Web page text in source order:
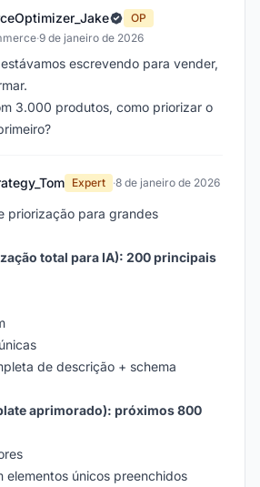
OP
·9 de janeiro de 2026
escrevendo para vender,
3.000 produtos, como priorizar o
Expert ·8 de janeiro de 2026
priorização para grandes
total para IA): 200 principais
de descrição + schema
aprimorado): próximos 800
elementos únicos preenchidos